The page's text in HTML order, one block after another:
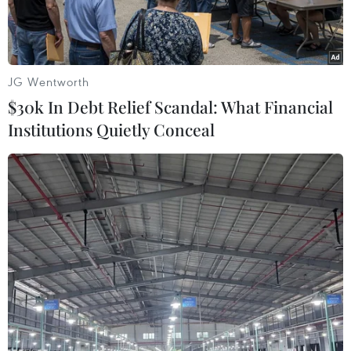
Trẻ sơ sinh và trẻ nhỏ là những đối tượng dễ bị tổn hại về sức
khỏe khi tiêu thụ thực phẩm có chứa dư lượng thuốc trừ sâu
nông nghiệp. (Nguồn: EWG)
Trong một nghiên cứu do Nhóm Công tác Môi
trường (EWG) công bố mới đây, thực phẩm dành
cho trẻ em tại Mỹ có thể vẫn chứa thuốc trừ sâu
có khả năng gây hại, song mức độ độc hại thấp
JG Wentworth
$30k In Debt Relief Scandal: What Financial
Institutions Quietly Conceal